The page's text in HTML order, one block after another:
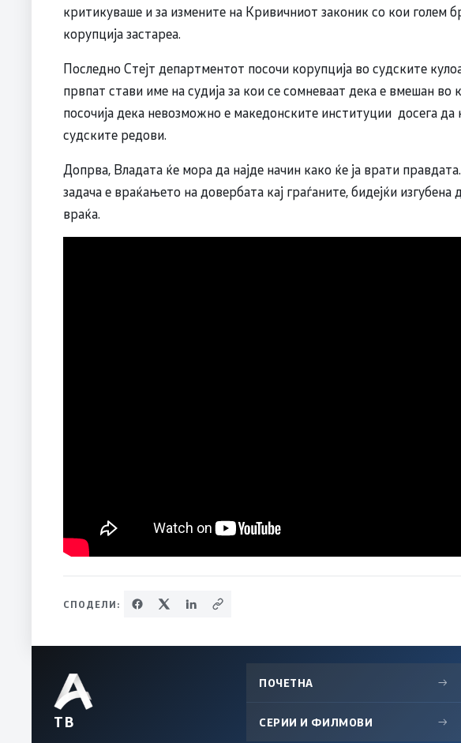
критикуваше и за измените на Кривичниот законик со кои голем
корупција застареа.
Последно Стејт департментот посочи корупција во судските
првпат стави име на судија за кои се сомневаат дека е вмешан во
посочија дека невозможно е македонските институции досега да
судските редови.
Допрва, Владата ќе мора да најде начин како ќе ја врати
задача е враќањето на довербата кај граѓаните, бидејќи
враќа.
СПОДЕЛИ:
ТВ
ПОЧЕТНА →
СЕРИИ И ФИЛМОВИ →